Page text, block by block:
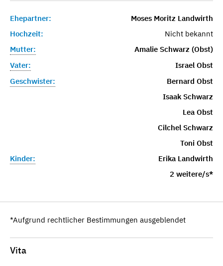
Ehepartner:
Moses Moritz Landwirth
Hochzeit:
Nicht bekannt
Mutter:
Amalie Schwarz (Obst)
Vater:
Israel Obst
Geschwister:
Bernard Obst
Isaak Schwarz
Lea Obst
Cilchel Schwarz
Toni Obst
Kinder:
Erika Landwirth
2 weitere/s*
*Aufgrund rechtlicher Bestimmungen ausgeblendet
Vita